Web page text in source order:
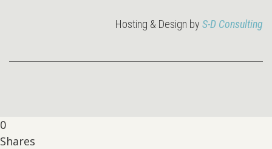
Hosting & Design by S-D Consulting
0
Shares